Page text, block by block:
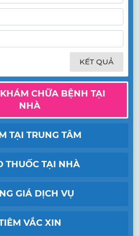
KẾT QUẢ
CHỮA BỆNH TẠI
NHÀ
TẠI TRUNG TÂM
THUỐC TẠI NHÀ
GIÁ DỊCH VỤ
VẮC XIN